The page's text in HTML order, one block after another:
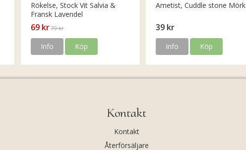
Rökelse, Stock Vit Salvia &
Fransk Lavendel
69 kr 79 kr
Info Köp
Ametist, Cuddle stone Mörk
39 kr
Info Köp
Kontakt
Kontakt
Återförsäljare